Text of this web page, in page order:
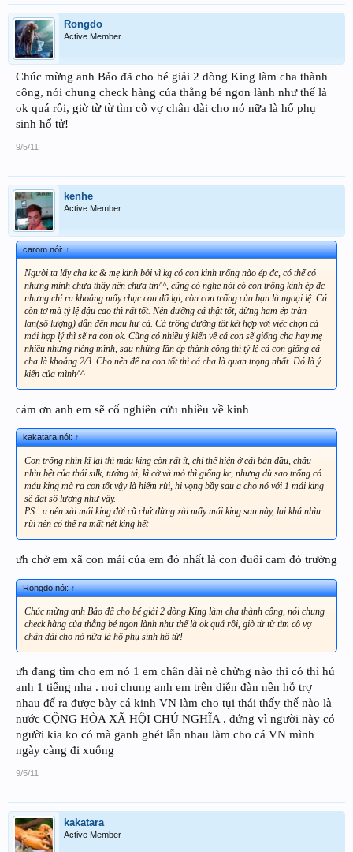
Rongdo
Active Member
Chúc mừng anh Bảo đã cho bé giải 2 dòng King làm cha thành
công, nói chung check hàng của thằng bé ngon lành như thế là
ok quá rồi, giờ từ từ tìm cô vợ chân dài cho nó nữa là hổ phụ
sinh hổ tử!
9/5/11
kenhe
Active Member
carom nói:↑
Người ta lấy cha kc & mẹ kinh bởi vì kg có con kinh trống nào ép đc, có thể có
nhưng mình chưa thấy nên chưa tin^^, cũng có nghe nói có con trống kinh ép đc
nhưng chỉ ra khoảng mấy chục con đổ lại, còn con trống của bạn là ngoại lệ. Cá
còn tơ mà tỷ lệ đậu cao thì rất tốt. Nên dưỡng cá thật tốt, đừng ham ép tràn
lan(số lượng) dẫn đến mau hư cá. Cá trống dưỡng tốt kết hợp với việc chọn cá
mái hợp lý thì sẽ ra con ok. Cũng có nhiều ý kiến về cá con sẽ giống cha hay mẹ
nhiều nhưng riêng mình, sau những lần ép thành công thì tỷ lệ cá con giống cá
cha là khoảng 2/3. Cho nên để ra con tốt thì cá cha là quan trọng nhất. Đó là ý
kiến của mình^^
cảm ơn anh em sẽ cố nghiên cứu nhiều về kinh
kakatara nói:↑
Con trống nhìn kĩ lại thì máu king còn rất ít, chỉ thể hiện ở cái bản đầu, châu
nhìu bệt của thái silk, tướng tá, kì cờ và mỏ thì giống kc, nhưng dù sao trống có
máu king mà ra con tốt vậy là hiếm rùi, hi vọng bầy sau a cho nó với 1 mái king
sẽ đạt số lượng như vậy.
PS : a nên xài mái king đời cũ chứ đừng xài mấy mái king sau này, lai khá nhìu
rùi nên có thể ra mất nét king hết
ưh chờ em xã con mái của em đó nhất là con đuôi cam đó trường
Rongdo nói:↑
Chúc mừng anh Bảo đã cho bé giải 2 dòng King làm cha thành công, nói chung
check hàng của thằng bé ngon lành như thế là ok quá rồi, giờ từ từ tìm cô vợ
chân dài cho nó nữa là hổ phụ sinh hổ tử!
ưh đang tìm cho em nó 1 em chân dài nè chừng nào thi có thì hú
anh 1 tiếng nha . noi chung anh em trên diễn đàn nên hỗ trợ
nhau để ra được bày cá kinh VN làm cho tụi thái thấy thế nào là
nước CỘNG HÒA XÃ HỘI CHỦ NGHĨA . đứng vì người này có
người kia ko có mà ganh ghét lẫn nhau làm cho cá VN mình
ngày càng đi xuống
9/5/11
kakatara
Active Member